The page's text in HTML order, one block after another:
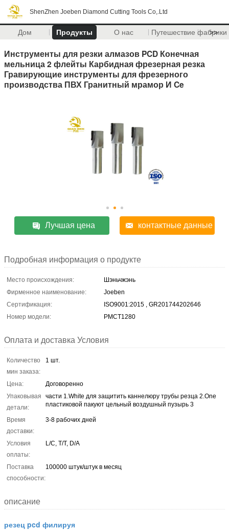
ShenZhen Joeben Diamond Cutting Tools Co,.Ltd
Дом Продукты О нас Путешествие фабрики
>>
Инструменты для резки алмазов PCD Конечная
мельница 2 флейты Карбидная фрезерная резка
Гравирующие инструменты для фрезерного
производства ПВХ Гранитный мрамор И Ce
Лучшая цена контактные данные
Подробная информация о продукте
Место происхождения:
Шэньчжэнь
Фирменное наименование:
Joeben
Сертификация:
ISO9001:2015 , GR201744202646
Номер модели:
PMCT1280
Оплата и доставка Условия
Количество
мин заказа:
1 шт.
Цена:
Договоренно
Упаковывая
детали:
части 1.White для защитить каннелюру трубы резца 2.One
пластиковой пакуют цельный воздушный пузырь 3
Время
доставки:
3-8 рабочих дней
Условия
оплаты:
L/C, T/T, D/A
Поставка
способности:
100000 штук/штук в месяц
описание
резец pcd филируя